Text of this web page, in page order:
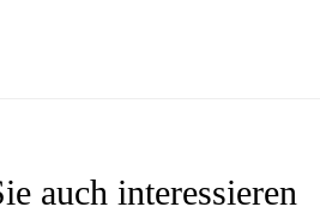
auch interessieren